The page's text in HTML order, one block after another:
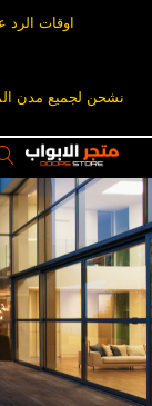
اوقات الرد على
نشحن لجميع مدن